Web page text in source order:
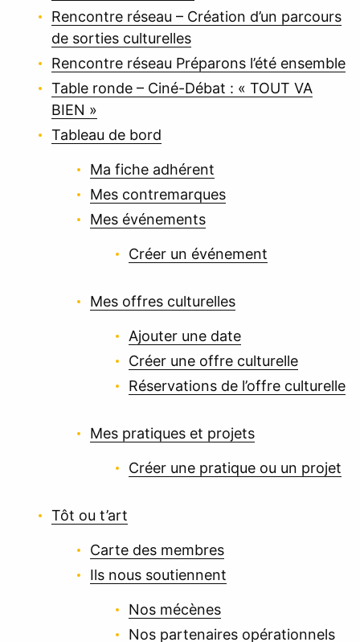
Rencontre réseau – Création d’un parcours
de sorties culturelles
Rencontre réseau Préparons l’été ensemble
Table ronde – Ciné-Débat : « TOUT VA
BIEN »
Tableau de bord
Ma fiche adhérent
Mes contremarques
Mes événements
Créer un événement
Mes offres culturelles
Ajouter une date
Créer une offre culturelle
Réservations de l’offre culturelle
Mes pratiques et projets
Créer une pratique ou un projet
Tôt ou t’art
Carte des membres
Ils nous soutiennent
Nos mécènes
Nos partenaires opérationnels